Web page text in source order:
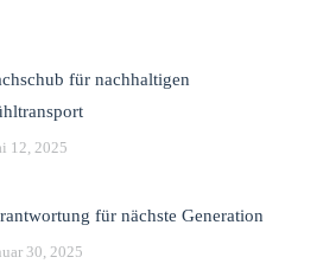
für nachhaltigen
12, 2025
für nächste Generation
30, 2025